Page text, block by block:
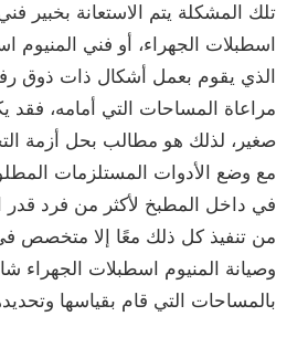
تلك المشكلة يتم الاستعانة بخبير
اسطبلات الجهراء، أو فني المنيوم
الذي يقوم بعمل أشكال ذات ذوق
مراعاة المساحات التي أمامه،
صغير، لذلك هو مطالب بحل أزمة
مع وضع الأدوات المستلزمات
في داخل المطبخ لأكثر من فرد قدر
من تنفيذ كل ذلك معًا إلا متخصص
وصيانة المنيوم اسطبلات الجهراء
بالمساحات التي قام بقياسها